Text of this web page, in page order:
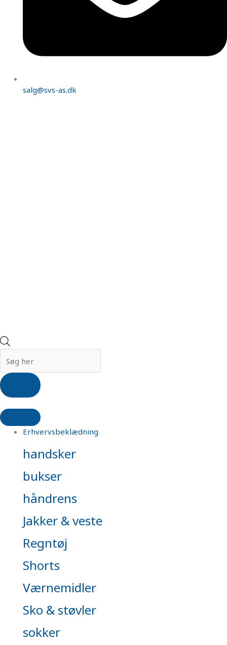
salg@svs-as.dk
Erhvervsbeklædning
handsker
bukser
håndrens
Jakker & veste
Regntøj
Shorts
Værnemidler
Sko & støvler
sokker